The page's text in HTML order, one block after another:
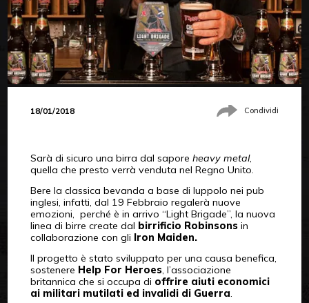
18/01/2018 Condividi
Sarà di sicuro una birra dal sapore heavy metal,
quella che presto verrà venduta nel Regno Unito.
Bere la classica bevanda a base di luppolo nei pub
inglesi, infatti, dal 19 Febbraio regalerà nuove
emozioni, perché è in arrivo “Light Brigade”, la nuova
linea di birre create dal birrificio Robinsonsin
collaborazione con gli Iron Maiden.
Il progetto è stato sviluppato per una causa benefica,
sostenere Help For Heroes, l’associazione
britannica che si occupa di offrire aiuti economici
ai militari mutilati ed invalidi di Guerra.